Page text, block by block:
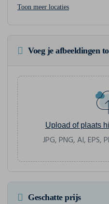
Toon meer locaties
Voeg je afbeeldingen
Upload of plaats
JPG, PNG, AI, EPS,
Geschatte prijs